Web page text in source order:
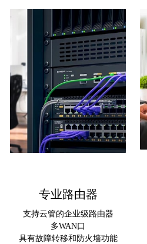
专业路由器
支持云管的企业级路由器
多WAN口
具有故障转移和防火墙功能